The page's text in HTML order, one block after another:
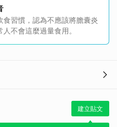
習慣，認為不應該將膽囊炎
不會這麼過量食用。
建立貼文